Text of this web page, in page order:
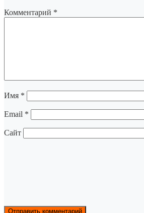
Комментарий *
Имя *
Email *
Сайт